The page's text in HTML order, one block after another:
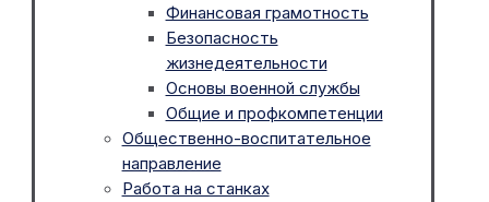
Финансовая грамотность
Безопасность
жизнедеятельности
Основы военной службы
Общие и профкомпетенции
Общественно-воспитательное
направление
Работа на станках